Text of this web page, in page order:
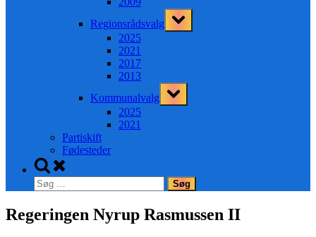
Regionsrådsvalg
Toggle
sub-
2025
2021
2017
2013
Kommunalvalg
Toggle
sub-
2025
2021
Partiskift
Fødesteder
Toggle
search
form
Søg
efter:
Regeringen Nyrup Rasmussen II